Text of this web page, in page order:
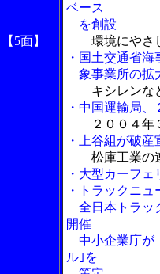
【5面】
ベース
を創設
環境にやさ
・国土交通省
象事業所の拡
キシレンな
・中国運輸局
２００４
・上谷組が破
松庫工業の
・大型カーフ
・トラックニュ
全日本トラッ
開催
中小企業庁が
ル｣を